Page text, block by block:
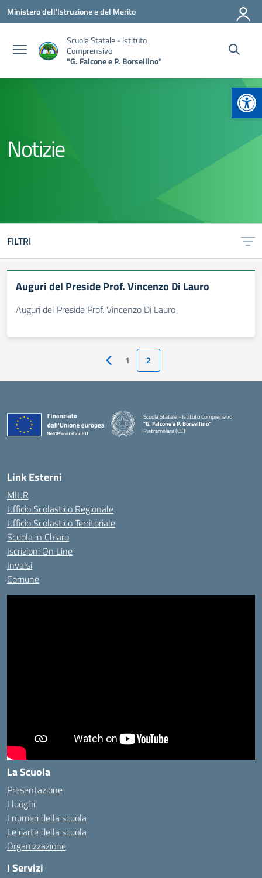
Vai ai contenuti
Vai al menu di navigazione
Vai al footer
Ministero dell'Istruzione e del Merito
Scuola Statale - Istituto
Comprensivo
"G. Falcone e P. Borsellino"
Notizie
FILTRI
Auguri del Preside Prof. Vincenzo Di Lauro
Auguri del Preside Prof. Vincenzo Di Lauro
Pagina precedente
1 2
Scuola Statale - Istituto Comprensivo
"G. Falcone e P. Borsellino"
Pietramelara (CE)
Link Esterni
MIUR
Ufficio Scolastico Regionale
Ufficio Scolastico Territoriale
Scuola in Chiaro
Iscrizioni On Line
Invalsi
Comune
La Scuola
Presentazione
I luoghi
I numeri della scuola
Le carte della scuola
Organizzazione
I Servizi